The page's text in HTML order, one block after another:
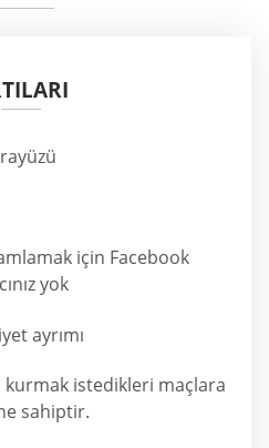
için Facebook
yok
ayrımı
kurmak istedikleri maçlara
sahiptir.